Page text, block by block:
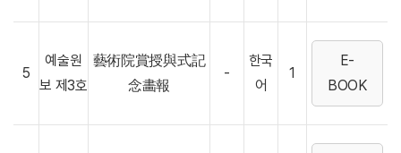
5
예술원
보 제3호
藝術院賞授與式記
念畵報
-
한국
어
1
E-
BOOK